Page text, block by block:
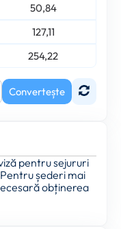
50,84
127,11
254,22
Convertește
pentru sejururi
șederi mai
obținerea